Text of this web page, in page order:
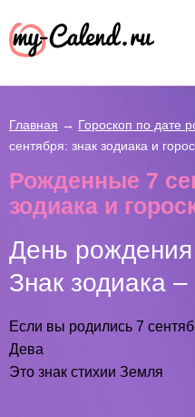
Главная → Гороскоп по дате
сентября: знак зодиака и
Рожденные 7
зодиака и
День
Знак зодиака
Если вы родились 7
Дева
Это знак стихии Земля